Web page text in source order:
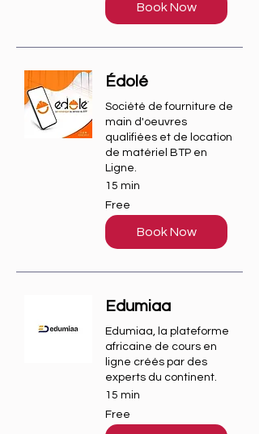
Book Now
Édolé
Société de fourniture de
main d'oeuvres
qualifiées et de location
de matériel BTP en
Ligne.
15 min
Free
Free
Book Now
Edumiaa
Edumiaa, la plateforme
africaine de cours en
ligne créés par des
experts du continent.
15 min
Free
Free